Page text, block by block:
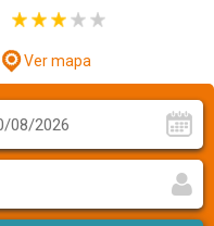
Ver mapa